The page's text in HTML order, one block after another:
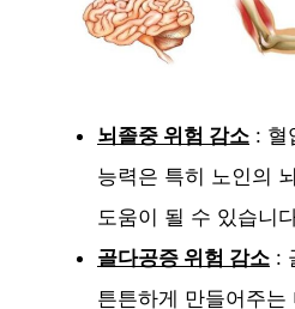
뇌졸중 위험 감소 : 혈
능력은 특히 노인의
도움이 될 수 있습니
골다공증 위험 감소 :
튼튼하게 만들어주